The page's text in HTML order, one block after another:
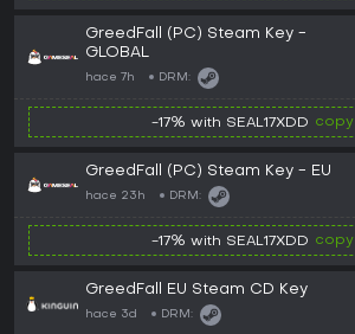
GreedFall (PC) Steam Key -
GLOBAL
hace 7h DRM:
-17% with SEAL17XDD copy
GreedFall (PC) Steam Key - EU
hace 23h DRM:
-17% with SEAL17XDD copy
GreedFall EU Steam CD Key
hace 3d DRM: